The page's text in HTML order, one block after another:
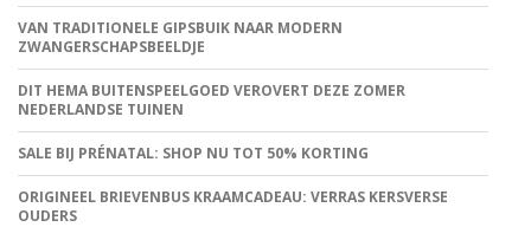
VAN TRADITIONELE GIPSBUIK NAAR MODERN
ZWANGERSCHAPSBEELDJE
DIT HEMA BUITENSPEELGOED VEROVERT DEZE ZOMER
NEDERLANDSE TUINEN
SALE BIJ PRÉNATAL: SHOP NU TOT 50% KORTING
ORIGINEEL BRIEVENBUS KRAAMCADEAU: VERRAS KERSVERSE
OUDERS